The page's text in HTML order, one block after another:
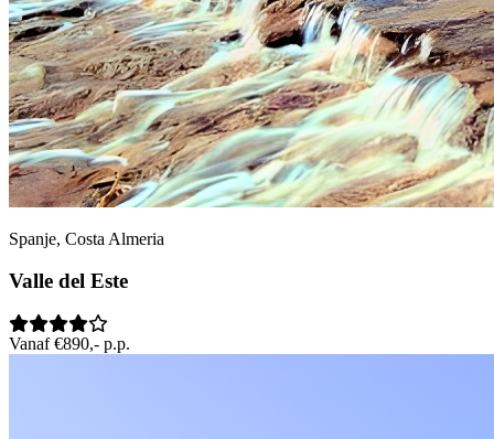
Spanje, Costa Almeria
Valle del Este
Vanaf €890,- p.p.